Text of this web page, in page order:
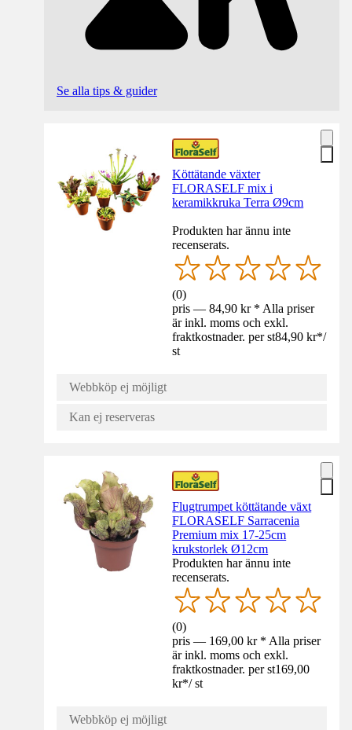
Se alla tips & guider
Köttätande växter
FLORASELF mix i
keramikkruka Terra Ø9cm
Produkten har ännu inte
recenserats.
(0)
pris — 84,90 kr * Alla priser
är inkl. moms och exkl.
fraktkostnader. per st84,90 kr*/
st
Webbköp ej möjligt
Kan ej reserveras
Flugtrumpet köttätande växt
FLORASELF Sarracenia
Premium mix 17-25cm
krukstorlek Ø12cm
Produkten har ännu inte
recenserats.
(0)
pris — 169,00 kr * Alla priser
är inkl. moms och exkl.
fraktkostnader. per st169,00
kr*/ st
Webbköp ej möjligt